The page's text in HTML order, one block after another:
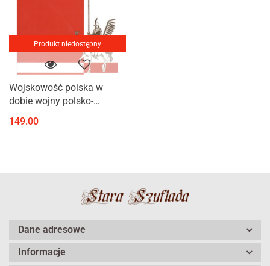
Produkt niedostępny
Wojskowość polska w
dobie wojny polsko-
Kryzys mocarstwa
149.00
Dane adresowe
Informacje